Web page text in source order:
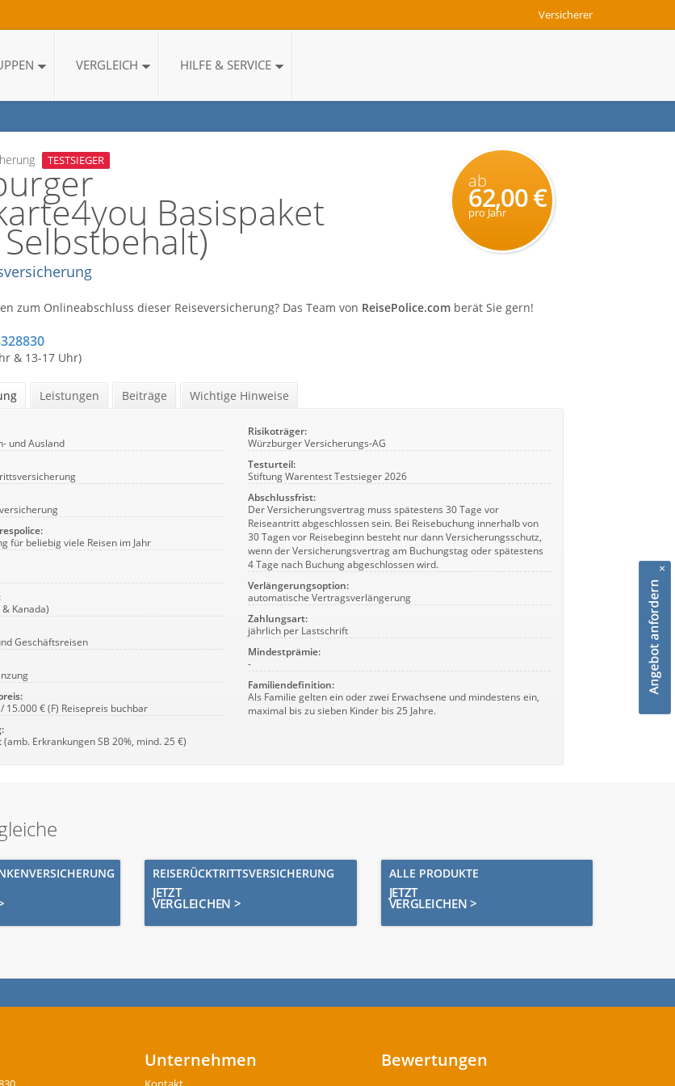
Versicherer
VERGLEICH HILFE & SERVICE
TESTSIEGER
Basispaket
ab
62,00 €
pro Jahr
zum Onlineabschluss dieser Reiseversicherung? Das Team von ReisePolice.com berät Sie gern!
& 13-17 Uhr)
Leistungen Beiträge Wichtige Hinweise
und Ausland
für beliebig viele Reisen im Jahr
Kanada)
Geschäftsreisen
15.000 € (F) Reisepreis buchbar
Erkrankungen SB 20%, mind. 25 €)
Risikoträger:
Würzburger Versicherungs-AG
Testurteil:
Stiftung Warentest Testsieger 2026
Abschlussfrist:
Der Versicherungsvertrag muss spätestens 30 Tage vor
Reiseantritt abgeschlossen sein. Bei Reisebuchung innerhalb von
30 Tagen vor Reisebeginn besteht nur dann Versicherungsschutz,
wenn der Versicherungsvertrag am Buchungstag oder spätestens
4 Tage nach Buchung abgeschlossen wird.
Verlängerungsoption:
automatische Vertragsverlängerung
Zahlungsart:
jährlich per Lastschrift
Mindestprämie:
-
Familiendefinition:
Als Familie gelten ein oder zwei Erwachsene und mindestens ein,
maximal bis zu sieben Kinder bis 25 Jahre.
REISERÜCKTRITTSVERSICHERUNG
JETZT
VERGLEICHEN >
ALLE PRODUKTE
JETZT
VERGLEICHEN >
Unternehmen Bewertungen
×